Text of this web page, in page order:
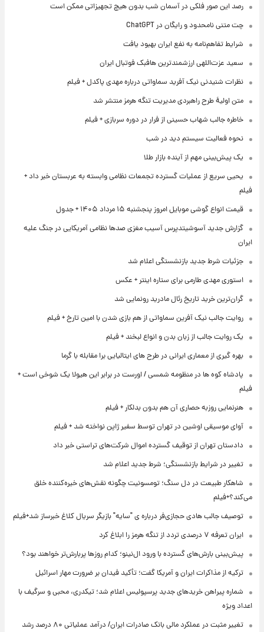
رصد این صور فلکی در آسمان شب بدون هیچ تجهیزاتی ممکن است
چت متنی نامحدود و رایگان در ChatGPT
شرایط تفاهم‌نامه به نفع ایران بهبود یافت
سعید عزت‌اللهی ارزشمندترین هافبک فوتبال ایران
نظرات شنیدنی نیک آفرید سماواتی درباره مهدی پاکدل + فیلم
متن اولیۀ طرح راهبردی مدیریت تنگه هرمز منتشر شد
خاطره جالب شهاب حسینی از فرار در دوره سربازی + فیلم
نحوه فعالیت سیستم دید در شب
یک پیش‌بینی مهم از آینده بازار طلا
یحیی سریع از عملیات گسترده تجمعات نظامی وابسته به عربستان خبر داد +
فیلم
قیمت انواع گوشی موبایل امروز پنجشنبه ۱۵ مرداد ۱۴۰۵ + جدول
گزارش جدید آسوشیتدپرس آسیب مغزی صدها نظامی آمریکایی در جنگ علیه
ایران
جزئیات شرط جدید بازنشستگی اعلام شد
استوری مهدی طارمی برای ستاره اینتر + عکس
گران‌ترین خرید تاریخ رئال مادرید رونمایی شد
روایت جالب نیک آفرین سماواتی از هم بازی شدن با امین تارخ + فیلم
یک روایت جالب از زبان بدن و انواع لبخند + فیلم
بهره گیری از معماری ایرانی در طرح های ایتالیایی برا مقابله با گرما
پادشاه کوه ها در منظومه شمسی / اورست در برابر این هیولا یک شوخی است +
فیلم
هنرنمایی روزبه حصاری آن هم بدون بدلکار + فیلم
آوای موسیقی اوشین در تهران توسط سفیر ژاپن نواخته شد + فیلم
دادستان تهران از توقیف گسترده اموال شرکت‌های تراستی خبر داد
تغییر در شرایط بازنشستگی؛ شرط جدید اعلام شد
شاهکار طبیعت در دل سنگ؛ تومسونیت چگونه نقش‌های خیره‌کننده خلق
می‌کند؟+فیلم
توصیف جالب هادی حجازی‌فر درباره ی "سایه" بازیگر سریال کلاغ خبرساز شد+فیلم
ایران تعرفه ۷ درصدی تردد از تنگه هرمز را ابلاغ کرد
پیش‌بینی بارش‌های گسترده با ورود ال‌نینو؛ کدام روزها پربارش‌تر خواهند بود؟
ترکیه از مذاکرات ایران و آمریکا گفت؛ تأکید فیدان بر ضرورت مهار اسرائیل
شماره پیراهن خریدهای جدید پرسپولیس اعلام شد؛ تیکدری، محبی و سرگیف با
اعداد ویژه
تغییر مثبت در عملکرد مالی بانک صادرات ایران/ درآمد عملیاتی ۸۰ درصد رشد